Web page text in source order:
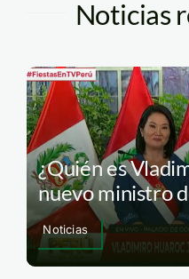
Noticias
¿Quién es
nuevo ministro
Noticias